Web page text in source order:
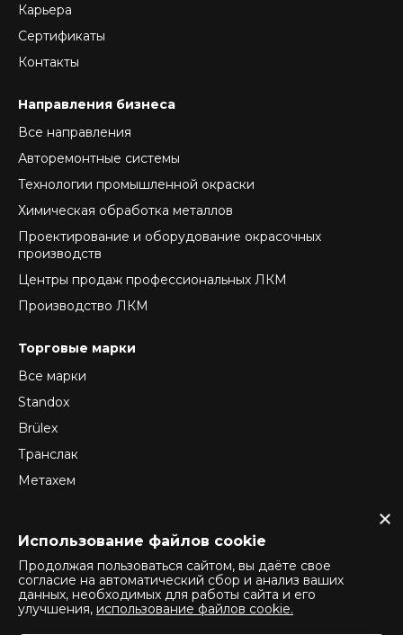
Карьера
Сертификаты
Контакты
Направления бизнеса
Все направления
Авторемонтные системы
Технологии промышленной окраски
Химическая обработка металлов
Проектирование и оборудование окрасочных
производств
Центры продаж профессиональных ЛКМ
Производство ЛКМ
Торговые марки
Все марки
Standox
Brülex
Транслак
Метахем
Normex
Политика конфиденциальности
Политика использования cookie
Политика оператора обработки персональных данных
Использование файлов cookie
Продолжая пользоваться сайтом, вы даёте свое
согласие на автоматический сбор и анализ ваших
данных, необходимых для работы сайта и его
улучшения, использование файлов cookie.